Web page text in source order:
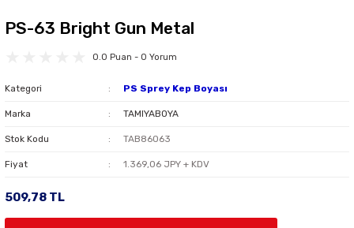
PS-63 Bright Gun Metal
0.0 Puan - 0 Yorum
Kategori PS Sprey Kep Boyası
Marka TAMIYABOYA
Stok Kodu TAB86063
Fiyat 1.369,06 JPY + KDV
509,78 TL